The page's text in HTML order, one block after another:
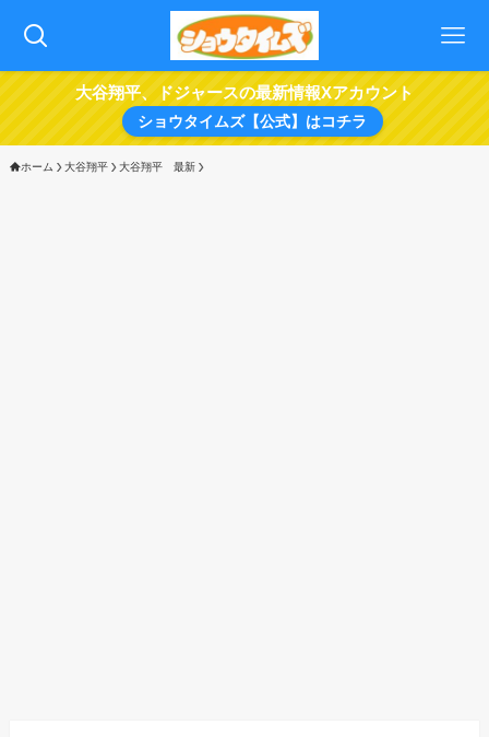
大谷翔平、ドジャースの最新情報Xアカウント
ショウタイムズ【公式】はコチラ
ホーム 大谷翔平 大谷翔平 最新